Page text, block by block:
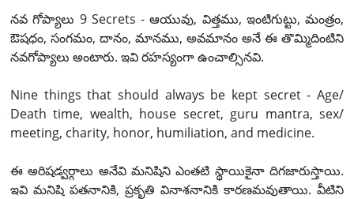
నవ గోప్యాలు 9 Secrets - ఆయువు, విత్తము, ఇంటిగుట్టు, మంత్రం,
ఔషధం, సంగమం, దానం, మానము, అవమానం అనే ఈ తొమ్మిదింటిని
నవగోప్యాలు అంటారు. ఇవి రహస్యంగా ఉంచాల్సినవి.
Nine things that should always be kept secret - Age/
Death time, wealth, house secret, guru mantra, sex/
meeting, charity, honor, humiliation, and medicine.
ఈ అరిషడ్వర్గాలు అనేవి మనిషిని ఎంతటి స్థాయికైనా దిగజారుస్తాయి.
ఇవి మనిషి పతనానికి, ప్రకృతి వినాశనానికి కారణమవుతాయి. వీటిని